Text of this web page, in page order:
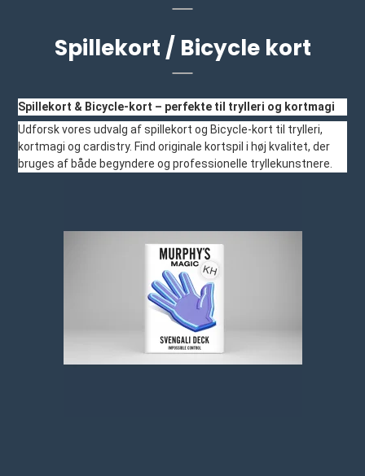
Spillekort / Bicycle kort
Spillekort & Bicycle-kort – perfekte til trylleri og kortmagi
Udforsk vores udvalg af spillekort og Bicycle-kort til trylleri,
kortmagi og cardistry. Find originale kortspil i høj kvalitet, der
bruges af både begyndere og professionelle tryllekunstnere.